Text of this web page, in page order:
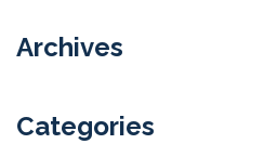
Archives
Categories